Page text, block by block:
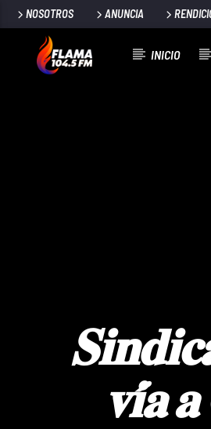
NOSOTROS ANUNCIA
INICIO
𝐯𝐢́𝐚